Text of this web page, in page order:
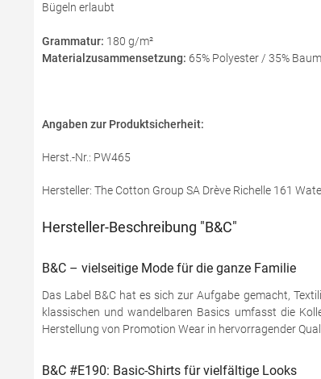
Bügeln erlaubt
Grammatur: 180 g/m²
Materialzusammensetzung: 65% Polyester / 35%
Angaben zur Produktsicherheit:
Herst.-Nr.: PW465
Hersteller: The Cotton Group SA Drève Richelle 161
Hersteller-Beschreibung "B&C"
B&C – vielseitige Mode für die ganze Familie
Das Label B&C hat es sich zur Aufgabe gemacht,
klassischen und wandelbaren Basics umfasst die
Herstellung von Promotion Wear in hervorragender
B&C #E190: Basic-Shirts für vielfältige Looks